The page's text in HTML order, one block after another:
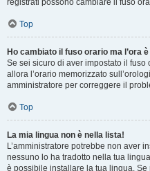
registrati possono cambiare il fuso
Top
Ho cambiato il fuso orario ma l’ora
Se sei sicuro di aver impostato il fuso
allora l’orario memorizzato
amministratore per correggere il
Top
La mia lingua non è nella lista!
L’amministratore potrebbe non aver
nessuno lo ha tradotto nella tua
è possibile installare la tua lingua.